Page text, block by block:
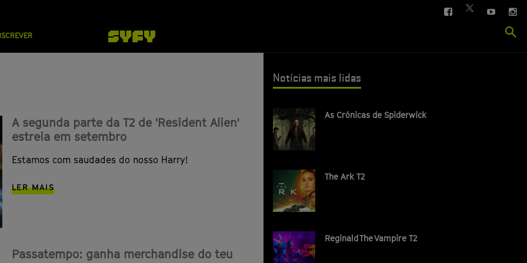
FACEBOOK
TWITTER
YOUTUBE
A segunda parte da T2 de 'Resident Alien'
estreia em setembro
Estamos com saudades do nosso Harry!
LER MAIS
Passatempo: ganha merchandise do teu
Notícias mais lidas
As Crónicas de Spiderwick
The Ark T2
Reginald The Vampire T2